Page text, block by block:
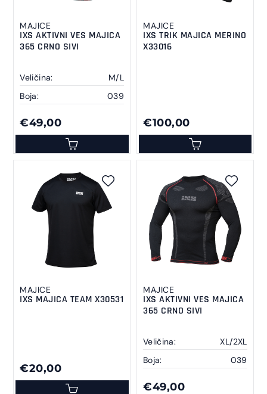
MAJICE
IXS AKTIVNI VES MAJICA
365 CRNO SIVI
Veličina:
M/L
Boja:
039
€49,00
MAJICE
IXS TRIK MAJICA MERINO
X33016
€100,00
MAJICE
IXS MAJICA TEAM X30531
€20,00
MAJICE
IXS AKTIVNI VES MAJICA
365 CRNO SIVI
Veličina:
XL/2XL
Boja:
039
€49,00